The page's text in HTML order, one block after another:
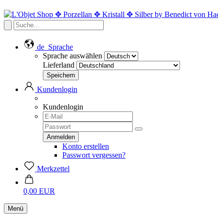
de Sprache
Sprache auswählen
Lieferland
Kundenlogin
Kundenlogin
Konto erstellen
Passwort vergessen?
Merkzettel
0,00 EUR
Menü